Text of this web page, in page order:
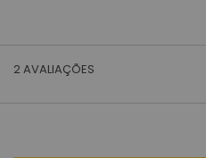
2AVALIAÇÕES